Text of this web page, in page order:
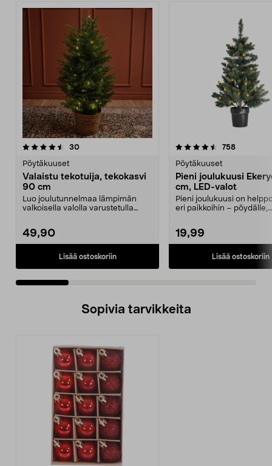
30arvostelut
Pöytäkuuset
Valaistu tekotuija, tekokasvi
90 cm
Luo joulutunnelmaa lämpimän
valkoisella valolla varustetulla
49,90
Lisää ostoskoriin
4.5 viidestä
758arvostelut
Pöytäkuuset
Pieni joulukuusi
cm, LED-valot
Pieni joulukuusi on
eri paikkoihin – pöydälle,
19,99
Lisää ostoskoriin
4.5 viidestä
Sopivia tarvikkeita